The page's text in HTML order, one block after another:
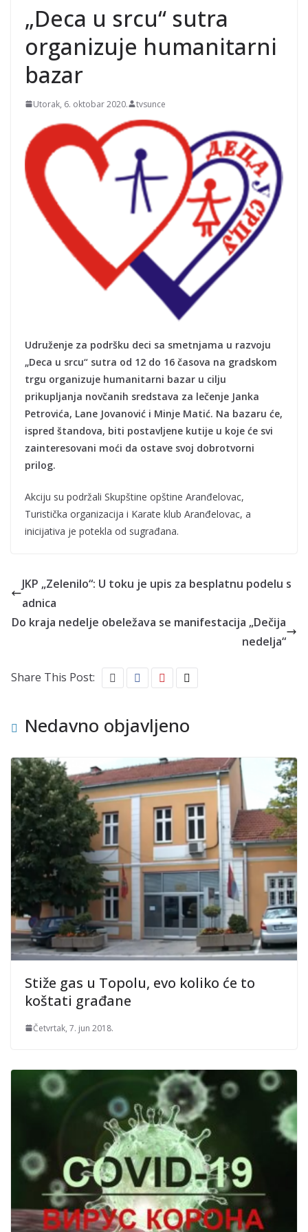
„Deca u srcu“ sutra
organizuje humanitarni
bazar
Utorak, 6. oktobar 2020. tvsunce
Udruženje za podršku deci sa smetnjama u razvoju
„Deca u srcu“ sutra od 12 do 16 časova na gradskom
trgu organizuje humanitarni bazar u cilju
prikupljanja novčanih sredstava za lečenje Janka
Petrovića, Lane Jovanović i Minje Matić. Na bazaru će,
ispred štandova, biti postavljene kutije u koje će svi
zainteresovani moći da ostave svoj dobrotvorni
prilog.
Akciju su podržali Skupštine opštine Aranđelovac,
Turistička organizacija i Karate klub Aranđelovac, a
inicijativa je potekla od sugrađana.
JKP „Zelenilo“: U toku je upis za besplatnu podelu s
adnica
Do kraja nedelje obeležava se manifestacija „Dečija
nedelja“
Share This Post:
Nedavno objavljeno
Stiže gas u Topolu, evo koliko će to
koštati građane
Četvrtak, 7. jun 2018.